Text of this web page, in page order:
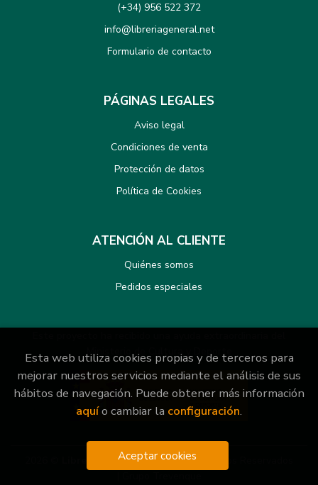
(+34) 956 522 372
info@libreriageneral.net
Formulario de contacto
PÁGINAS LEGALES
Aviso legal
Condiciones de venta
Protección de datos
Política de Cookies
ATENCIÓN AL CLIENTE
Quiénes somos
Pedidos especiales
Ministerio de Cultura y Deporte
Librería General. Todos los Derechos Reservados
Esta web utiliza cookies propias y de terceros para
mejorar nuestros servicios mediante el análisis de sus
hábitos de navegación. Puede obtener más información
aquío cambiar la configuración.
Aceptar cookies